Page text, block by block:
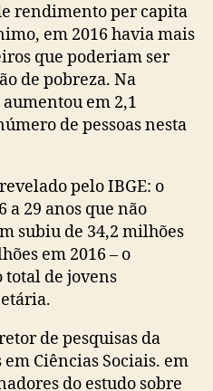
rendimento per capita
em 2016 havia mais
que poderiam ser
de pobreza. Na
em 2,1
de pessoas nesta
pelo IBGE: o
a 29 anos que não
subiu de 34,2 milhões
em 2016 – o
total de jovens
de pesquisas da
Ciências Sociais. em
do estudo sobre